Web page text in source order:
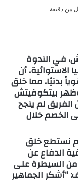
من دقيقة
في الندوة
الاستوائية، أن
بدنيًا، مما خلق
بيتكوفيتش
لم ينجح
الخصم خلال
نستطع خلق
الدفاع عن
السيطرة على
“أشكر الجماهير